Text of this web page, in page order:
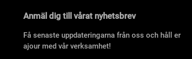
Anmäl dig till vårat nyhetsbrev
Få senaste uppdateringarna från oss och håll er
ajour med vår verksamhet!